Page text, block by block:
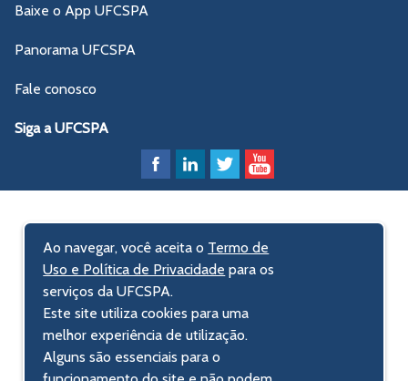
Baixe o App UFCSPA
Panorama UFCSPA
Fale conosco
Siga a UFCSPA
Ao navegar, você aceita o Termo de
Uso e Política de Privacidade para os
serviços da UFCSPA.
Este site utiliza cookies para uma
melhor experiência de utilização.
Alguns são essenciais para o